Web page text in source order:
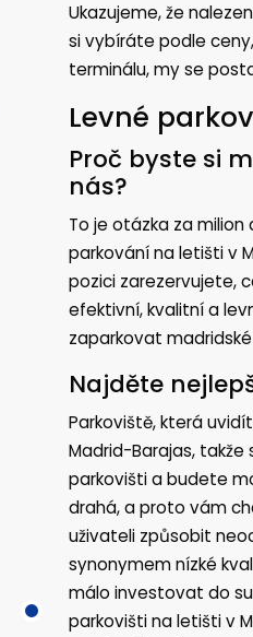
Ukazujeme, že
si vybíráte podle
terminálu, my se
Levné
Proč byste si
nás?
To je otázka za
parkování na letišti v
pozici zarezervujete,
efektivní, kvalitní a
zaparkovat
Najděte
Parkoviště, která
Madrid-Barajas,
parkovišti a budete
drahá, a proto vám
uživateli způsobit
synonymem nízké
málo investovat do
parkovišti na letišti v